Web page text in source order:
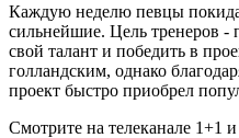
Каждую неделю певцы
сильнейшие. Цель тренеров -
свой талант и победить в
голландским, однако
проект быстро приобрел
Смотрите на телеканале 1+1